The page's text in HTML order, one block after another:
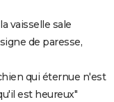
vaisselle sale
de paresse,
qui éternue n'est
est heureux"